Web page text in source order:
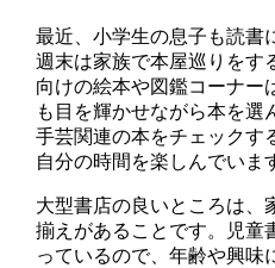
最近、小学生の息子も読書
週末は家族で本屋巡りをす
向けの絵本や図鑑コーナー
も目を輝かせながら本を選
手芸関連の本をチェックす
自分の時間を楽しんでいま
大型書店の良いところは、
揃えがあることです。児童
っているので、年齢や興味